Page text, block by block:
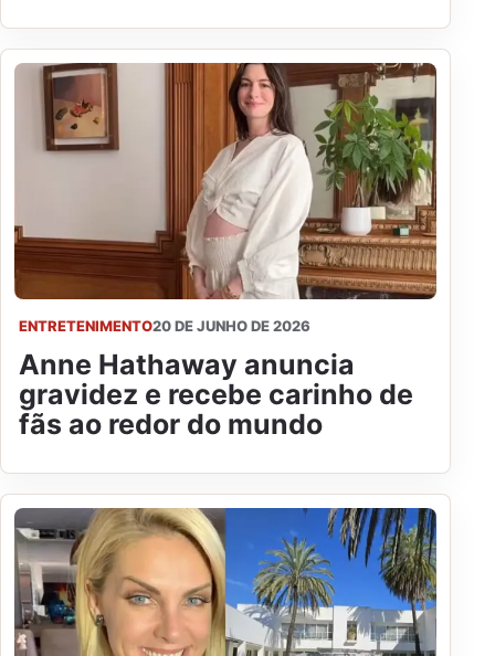
ENTRETENIMENTO20 DE JUNHO DE 2026
Anne Hathaway anuncia
gravidez e recebe carinho de
fãs ao redor do mundo